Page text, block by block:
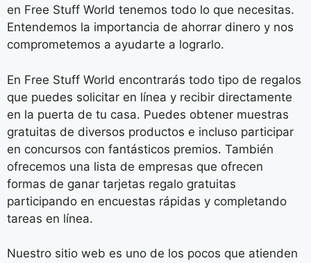
en Free Stuff World tenemos todo lo que necesitas.
Entendemos la importancia de ahorrar dinero y nos
comprometemos a ayudarte a lograrlo.
En Free Stuff World encontrarás todo tipo de regalos
que puedes solicitar en línea y recibir directamente
en la puerta de tu casa. Puedes obtener muestras
gratuitas de diversos productos e incluso participar
en concursos con fantásticos premios. También
ofrecemos una lista de empresas que ofrecen
formas de ganar tarjetas regalo gratuitas
participando en encuestas rápidas y completando
tareas en línea.
Nuestro sitio web es uno de los pocos que atienden